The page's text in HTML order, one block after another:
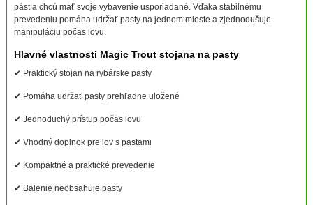
pást a chcú mať svoje vybavenie usporiadané. Vďaka stabilnému
prevedeniu pomáha udržať pasty na jednom mieste a zjednodušuje
manipuláciu počas lovu.
Hlavné vlastnosti Magic Trout stojana na pasty
✔ Praktický stojan na rybárske pasty
✔ Pomáha udržať pasty prehľadne uložené
✔ Jednoduchý prístup počas lovu
✔ Vhodný doplnok pre lov s pastami
✔ Kompaktné a praktické prevedenie
✔ Balenie neobsahuje pasty